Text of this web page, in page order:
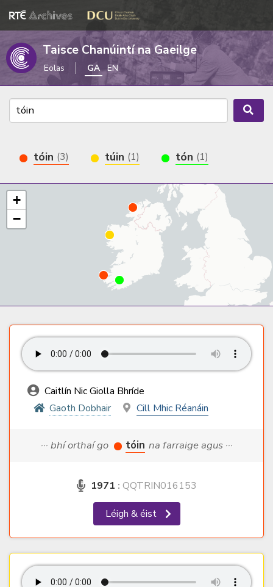
Taisce Chanúintí na Gaeilge
Eolas GA EN
tóin (3) túin (1) tón (1)
+
−
Caitlín Nic Giolla Bhríde
Gaoth Dobhair
Cill Mhic Réanáin
··· bhí orthaí go tóin na farraige agus ···
1971 : QQTRIN016153
Léigh & éist